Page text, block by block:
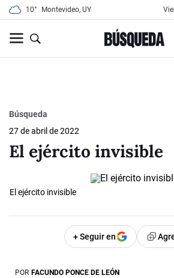
10° Montevideo, UY
Búsqueda
27 de abril de 2022
El ejército invisible
El ejército invisible
+ Seguir en
POR FACUNDO PONCE DE LEÓN